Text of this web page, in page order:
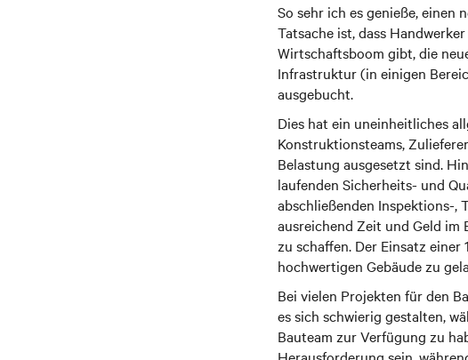
So sehr ich es genieße, einen
Tatsache ist, dass
Wirtschaftsboom gibt, die
Infrastruktur (in einigen
ausgebucht.
Dies hat ein uneinheitliches
Konstruktionsteams,
Belastung ausgesetzt sind.
laufenden Sicherheits- und
abschließenden Inspektions-,
ausreichend Zeit und Geld
zu schaffen. Der Einsatz einer
hochwertigen Gebäude zu
Bei vielen Projekten für den
es sich schwierig gestalten,
Bauteam zur Verfügung zu